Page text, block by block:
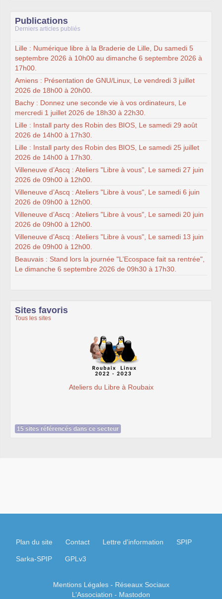
Publications
Derniers articles publiés
Lille : Numérique libre à la Braderie de Lille, Du samedi 5
septembre 2026 à 10h00 au dimanche 6 septembre 2026 à
17h00.
Amiens : Présentation de GNU/Linux, Le vendredi 3 juillet
2026 de 18h00 à 20h00.
Bachy : Donnez une seconde vie à vos ordinateurs, Le
mercredi 1 juillet 2026 de 18h30 à 22h30.
Lille : Install party des Robin des BIOS, Le samedi 29 août
2026 de 14h00 à 17h30.
Lille : Install party des Robin des BIOS, Le samedi 25 juillet
2026 de 14h00 à 17h30.
Villeneuve d’Ascq : Ateliers "Libre à vous", Le samedi 27 juin
2026 de 09h00 à 12h00.
Villeneuve d’Ascq : Ateliers "Libre à vous", Le samedi 6 juin
2026 de 09h00 à 12h00.
Villeneuve d’Ascq : Ateliers "Libre à vous", Le samedi 20 juin
2026 de 09h00 à 12h00.
Villeneuve d’Ascq : Ateliers "Libre à vous", Le samedi 13 juin
2026 de 09h00 à 12h00.
Beauvais : Stand lors la journée "L’Ecospace fait sa rentrée",
Le dimanche 6 septembre 2026 de 09h30 à 17h30.
Sites favoris
Tous les sites
Ateliers du Libre à Roubaix
15 sites référencés dans ce secteur
Plan du site Contact Lettre d'information SPIP
Sarka-SPIP GPLv3
Mentions Légales- Réseaux Sociaux
L’Association - Mastodon